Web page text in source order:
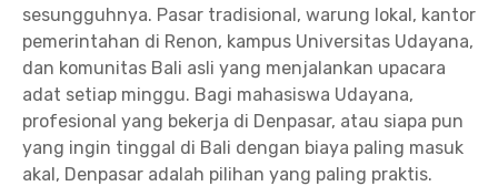
sesungguhnya. Pasar tradisional, warung lokal, kantor
pemerintahan di Renon, kampus Universitas Udayana,
dan komunitas Bali asli yang menjalankan upacara
adat setiap minggu. Bagi mahasiswa Udayana,
profesional yang bekerja di Denpasar, atau siapa pun
yang ingin tinggal di Bali dengan biaya paling masuk
akal, Denpasar adalah pilihan yang paling praktis.